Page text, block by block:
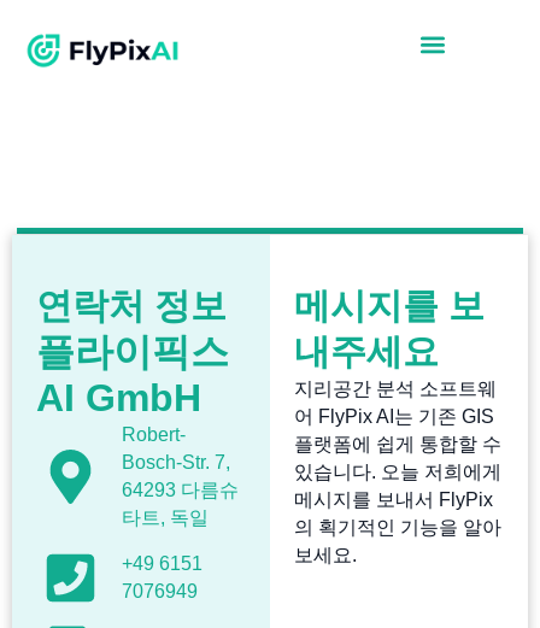
연락처 정보
플라이픽스
AI GmbH
Robert-
Bosch-Str. 7,
64293 다름슈
타트, 독일
+49 6151
7076949
메시지를 보
내주세요
지리공간 분석 소프트웨
어 FlyPix AI는 기존 GIS
플랫폼에 쉽게 통합할 수
있습니다. 오늘 저희에게
메시지를 보내서 FlyPix
의 획기적인 기능을 알아
보세요.